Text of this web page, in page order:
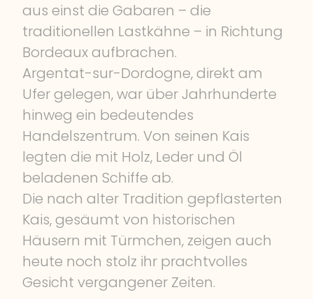
aus einst die Gabaren – die
traditionellen Lastkähne – in Richtung
Bordeaux aufbrachen.
Argentat-sur-Dordogne, direkt am
Ufer gelegen, war über Jahrhunderte
hinweg ein bedeutendes
Handelszentrum. Von seinen Kais
legten die mit Holz, Leder und Öl
beladenen Schiffe ab.
Die nach alter Tradition gepflasterten
Kais, gesäumt von historischen
Häusern mit Türmchen, zeigen auch
heute noch stolz ihr prachtvolles
Gesicht vergangener Zeiten.